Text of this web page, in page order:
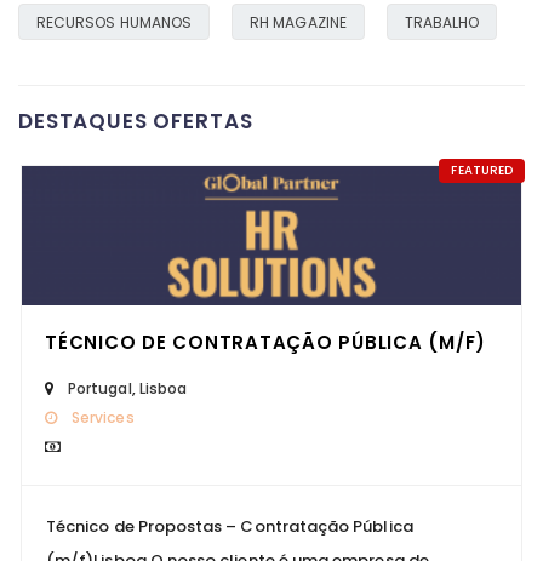
RECURSOS HUMANOS RH MAGAZINE TRABALHO
DESTAQUES OFERTAS
FEATURED
TÉCNICO DE CONTRATAÇÃO PÚBLICA (M/F)
Portugal,Lisboa
Services
Técnico de Propostas – Contratação Pública